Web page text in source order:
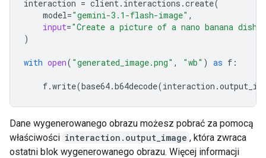
interaction = client. interactions .create(
model="gemini-3.1-flash-image" ,
input="Create a picture of a nano banana
)
with open( "generated_image.png" , "wb" ) as f :
f.write(base64.b64decode(interaction .
Dane wygenerowanego obrazu możesz pobrać za pomocą
właściwości interaction.output_image , która zwraca
ostatni blok wygenerowanego obrazu. Więcej informacji